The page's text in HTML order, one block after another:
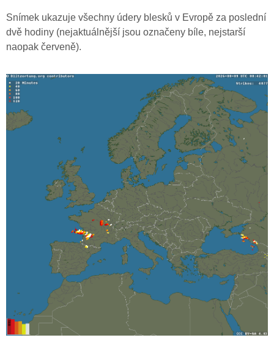
Snímek ukazuje všechny údery blesků v Evropě za poslední
dvě hodiny (nejaktuálnější jsou označeny bíle, nejstarší
naopak červeně).